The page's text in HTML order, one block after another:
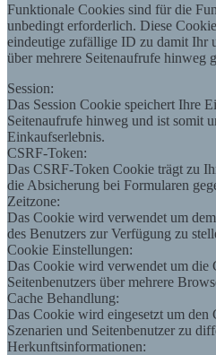
Funktionale Cookies sind für die
unbedingt erforderlich. Diese
eindeutige zufällige ID zu damit Ihr
über mehrere Seitenaufrufe hinweg
Session:
Das Session Cookie speichert Ihre
Seitenaufrufe hinweg und ist somit
Einkaufserlebnis.
CSRF-Token:
Das CSRF-Token Cookie trägt zu
die Absicherung bei Formularen
Zeitzone:
Das Cookie wird verwendet um
des Benutzers zur Verfügung zu
Cookie Einstellungen:
Das Cookie wird verwendet um die
Seitenbenutzers über mehrere
Cache Behandlung:
Das Cookie wird eingesetzt um den
Szenarien und Seitenbenutzer zu
Herkunftsinformationen: